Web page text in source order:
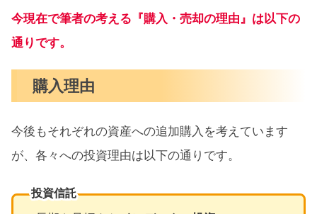
今現在で筆者の考える『購入・売却の理由』は以下の
通りです。
購入理由
今後もそれぞれの資産への追加購入を考えています
が、各々への投資理由は以下の通りです。
投資信託